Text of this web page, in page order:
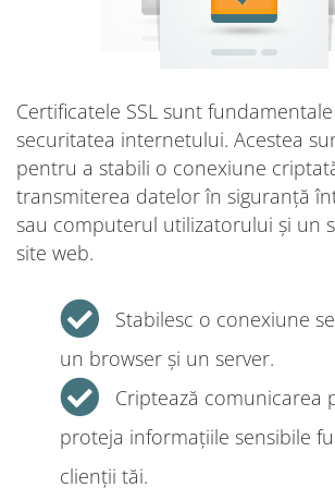
Certificatele SSL sunt
securitatea internetului. Acestea
pentru a stabili o conexiune
transmiterea datelor în siguranță
sau computerul utilizatorului și un
site web.
Stabilesc o conexiune
un browser și un server.
Criptează comunicarea
proteja informațiile sensibile
clienții tăi.